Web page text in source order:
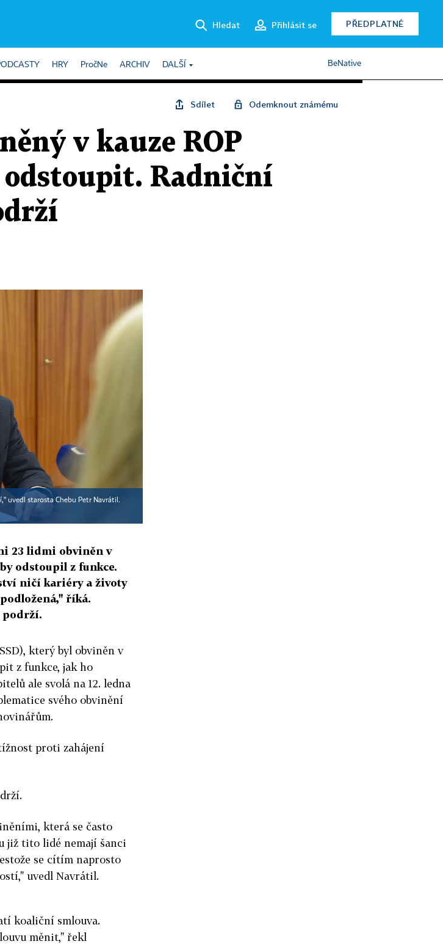
Hledat Přihlásit se PŘEDPLATNÉ
HRY PročNe ARCHIV DALŠÍ BeNative
Sdílet Odemknout známému
v kauze ROP
odstoupit. Radniční
uvedl starosta Chebu Petr Navrátil.
23 lidmi obviněn v
odstoupil z funkce.
ničí kariéry a životy
říká.
podrží.
který byl obviněn v
z funkce, jak ho
ale svolá na 12. ledna
svého obvinění
proti zahájení
která se často
již tito lidé nemají šanci
se cítím naprosto
uvedl Navrátil.
koaliční smlouva.
měnit," řekl